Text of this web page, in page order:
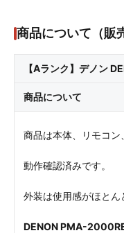
商品について（販
【Aランク】デノン
商品について
商品は本体、リモコン
動作確認済みです。
外装は使用感がほとん
DENON PMA-